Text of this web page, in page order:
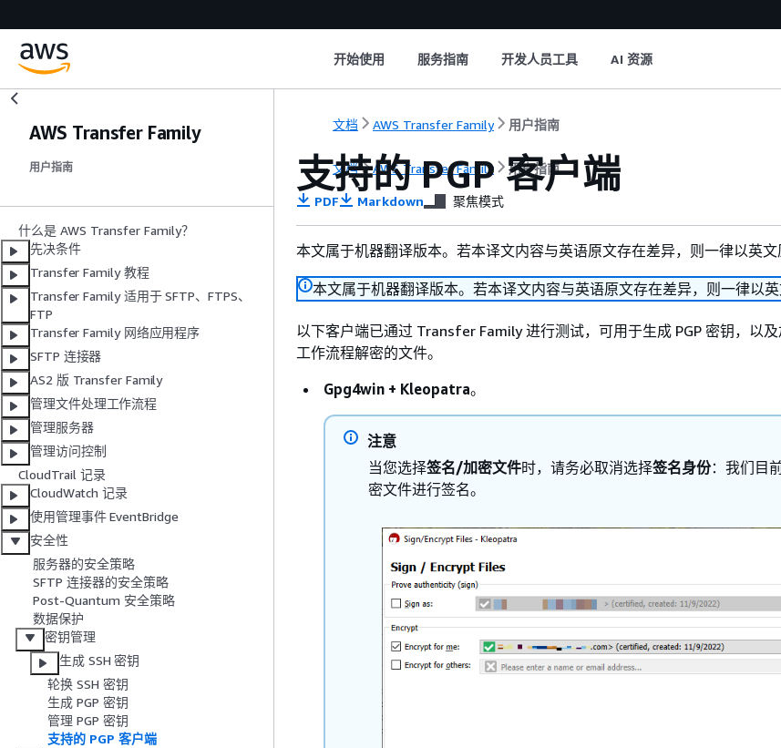
开始使用 服务指南 开发人员工具 AI 资源
AWS Transfer Family
用户指南
什么是 AWS Transfer Family？
先决条件
Transfer Family 教程
Transfer Family 适用于 SFTP、FTPS、
FTP
Transfer Family 网络应用程序
SFTP 连接器
AS2 版 Transfer Family
管理文件处理工作流程
管理服务器
管理访问控制
CloudTrail 记录
CloudWatch 记录
使用管理事件 EventBridge
安全性
服务器的安全策略
SFTP 连接器的安全策略
Post-Quantum 安全策略
数据保护
密钥管理
生成 SSH 密钥
轮换 SSH 密钥
生成 PGP 密钥
管理 PGP 密钥
支持的 PGP 客户端
文档 AWS Transfer Family 用户指南
文档 AWS Transfer Family 用户指南
支持的 PGP 客户端
PDF Markdown 聚焦模式
本文属于机器翻译版本。若本译文内容与英语原文存在差异，则一律以英文
本文属于机器翻译版本。若本译文内容与英语原文存在差异，则一律以英
以下客户端已通过 Transfer Family 进行测试，可用于生成 PGP 密钥，以
工作流程解密的文件。
Gpg4win + Kleopatra。
注意
当您选择签名/加密文件时，请务必取消选择签名身份：我们目
密文件进行签名。